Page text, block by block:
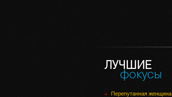
Перепутанная женщина